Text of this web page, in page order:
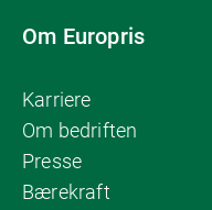
Om Europris
Karriere
Om bedriften
Presse
Bærekraft